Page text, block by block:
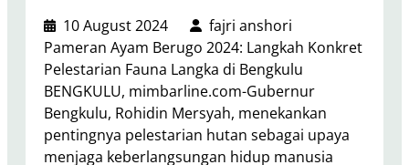
s
y
a
r
a
k
10 August 2024
fajri anshori
Pameran Ayam Berugo 2024: Langkah Konkret
Pelestarian Fauna Langka di Bengkulu
BENGKULU, mimbarline.com-Gubernur
Bengkulu, Rohidin Mersyah, menekankan
pentingnya pelestarian hutan sebagai upaya
menjaga keberlangsungan hidup manusia